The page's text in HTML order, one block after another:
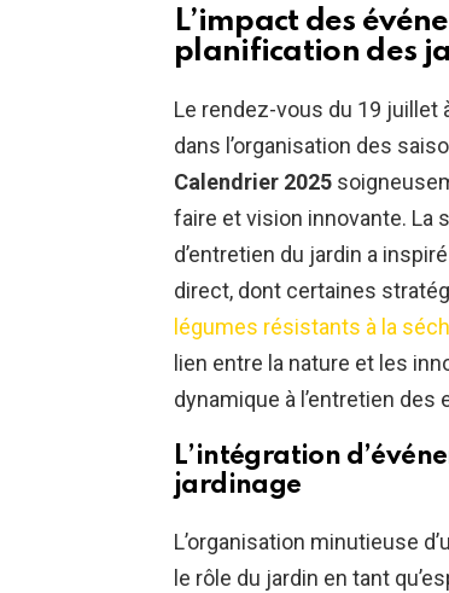
L’impact des
planification des
Le rendez-vous du 19 juillet
dans l’organisation des
Calendrier 2025
faire et vision innovante.
d’entretien du jardin a
direct, dont certaines
légumes résistants à la
lien entre la nature et les
dynamique à l’entretien des
L’intégration
jardinage
L’organisation minutieuse
le rôle du jardin en tant